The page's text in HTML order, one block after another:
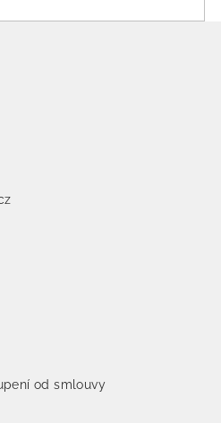
od smlouvy